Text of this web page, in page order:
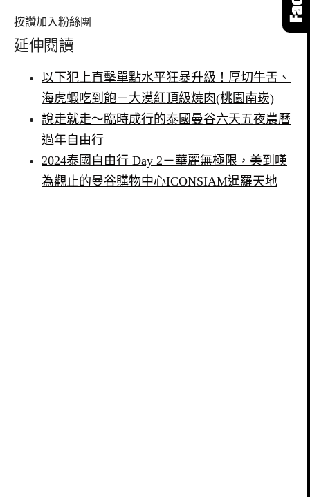
按讚加入粉絲團
延伸閱讀
以下犯上直擊單點水平狂暴升級！厚切牛舌、
海虎蝦吃到飽－大漠紅頂級燒肉(桃園南崁)
說走就走～臨時成行的泰國曼谷六天五夜農曆
過年自由行
2024泰國自由行 Day 2－華麗無極限，美到嘆
為觀止的曼谷購物中心ICONSIAM暹羅天地